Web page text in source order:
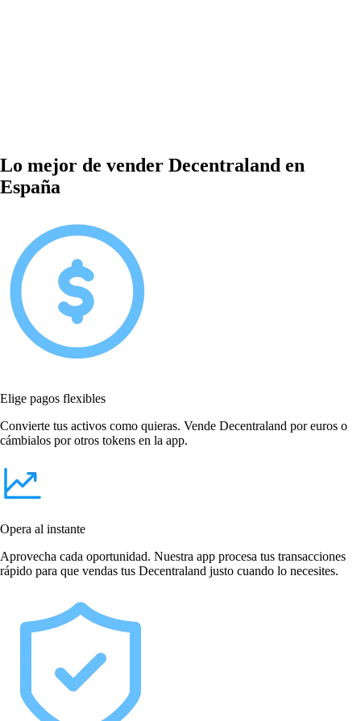
Lo mejor de vender Decentraland en
España
Elige pagos flexibles
Convierte tus activos como quieras. Vende Decentraland por euros o
cámbialos por otros tokens en la app.
Opera al instante
Aprovecha cada oportunidad. Nuestra app procesa tus transacciones
rápido para que vendas tus Decentraland justo cuando lo necesites.